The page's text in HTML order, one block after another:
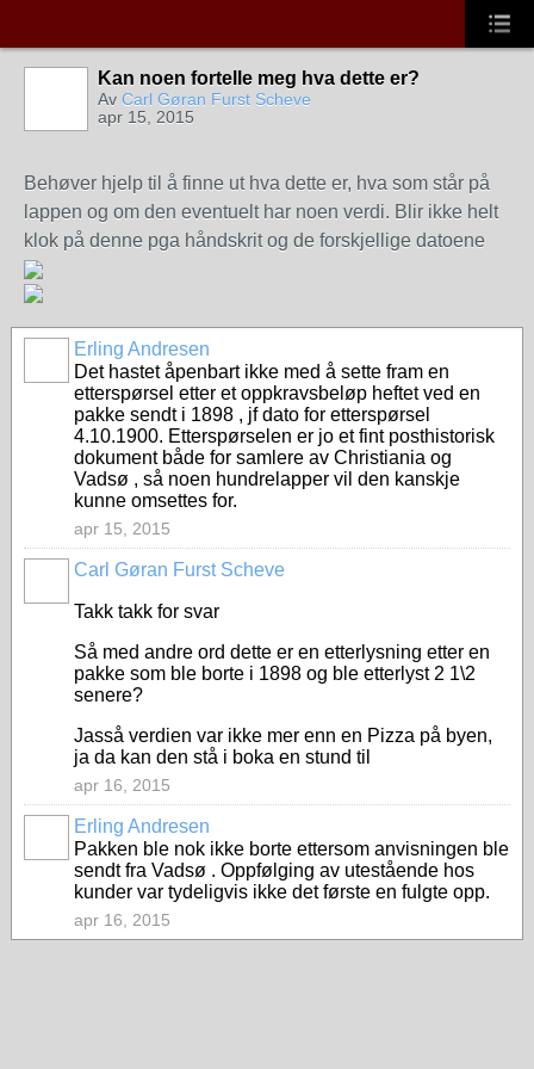
Kan noen fortelle meg hva dette er?
Av Carl Gøran Furst Scheve
apr 15, 2015
Behøver hjelp til å finne ut hva dette er, hva som står på
lappen og om den eventuelt har noen verdi. Blir ikke helt
klok på denne pga håndskrit og de forskjellige datoene
Erling Andresen
Det hastet åpenbart ikke med å sette fram en
etterspørsel etter et oppkravsbeløp heftet ved en
pakke sendt i 1898 , jf dato for etterspørsel
4.10.1900. Etterspørselen er jo et fint posthistorisk
dokument både for samlere av Christiania og
Vadsø , så noen hundrelapper vil den kanskje
kunne omsettes for.
apr 15, 2015
Carl Gøran Furst Scheve
Takk takk for svar
Så med andre ord dette er en etterlysning etter en
pakke som ble borte i 1898 og ble etterlyst 2 1\2
senere?
Jasså verdien var ikke mer enn en Pizza på byen,
ja da kan den stå i boka en stund til
apr 16, 2015
Erling Andresen
Pakken ble nok ikke borte ettersom anvisningen ble
sendt fra Vadsø . Oppfølging av utestående hos
kunder var tydeligvis ikke det første en fulgte opp.
apr 16, 2015